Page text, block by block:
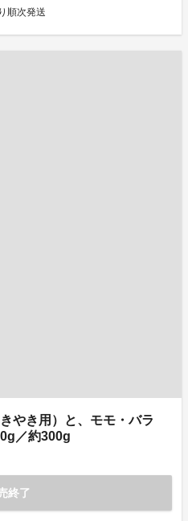
順次発送
やき用）と、モモ・バラ
／約300g
終了